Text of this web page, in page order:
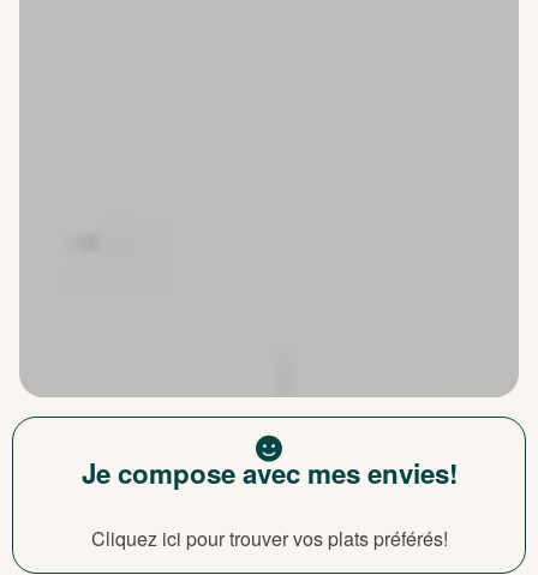
Je compose avec mes envies!
Cliquez ici pour trouver vos plats préférés!